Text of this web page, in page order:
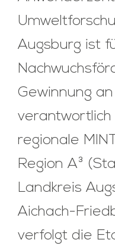
Augsburg ist
Gewinnung
regionale
Region A³
Landkreis
Aichach-
verfolgt die